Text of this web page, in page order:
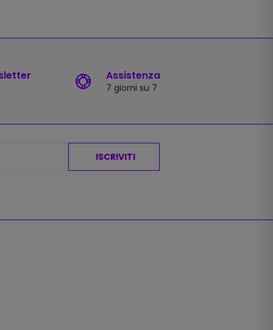
Assistenza
7 giorni su 7
ISCRIVITI